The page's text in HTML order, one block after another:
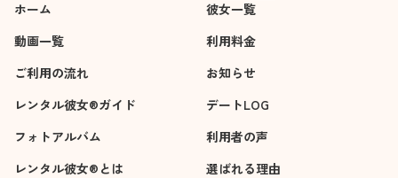
ホーム
彼女一覧
動画一覧
利用料金
ご利用の流れ
お知らせ
レンタル彼女®ガイド
デートLOG
フォトアルバム
利用者の声
レンタル彼女®とは
選ばれる理由